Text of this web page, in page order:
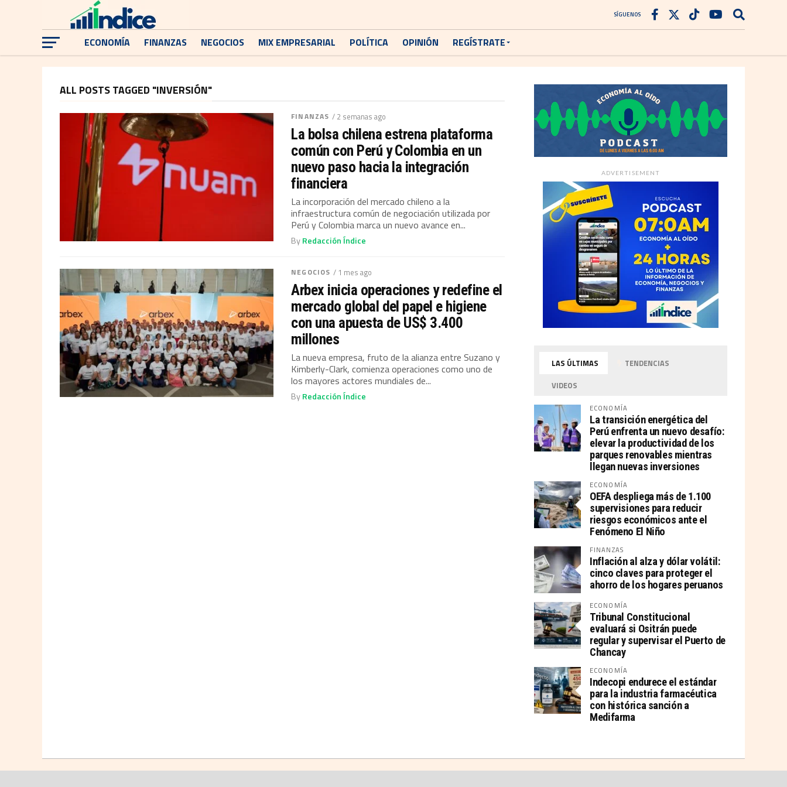
SÍGUENOS
ECONOMÍA FINANZAS NEGOCIOS MIX EMPRESARIAL POLÍTICA OPINIÓN REGÍSTRATE
ALL POSTS TAGGED "INVERSIÓN"
FINANZAS / 2 semanas ago
La bolsa chilena estrena plataforma
común con Perú y Colombia en un
nuevo paso hacia la integración
financiera
La incorporación del mercado chileno a la
infraestructura común de negociación utilizada por
Perú y Colombia marca un nuevo avance en...
ByRedacción Índice
NEGOCIOS / 1 mes ago
Arbex inicia operaciones y redefine el
mercado global del papel e higiene
con una apuesta de US$ 3.400
millones
La nueva empresa, fruto de la alianza entre Suzano y
Kimberly-Clark, comienza operaciones como uno de
los mayores actores mundiales de...
ByRedacción Índice
ADVERTISEMENT
LAS ÚLTIMAS
TENDENCIAS
VIDEOS
ECONOMÍA
La transición energética del
Perú enfrenta un nuevo desafío:
elevar la productividad de los
parques renovables mientras
llegan nuevas inversiones
ECONOMÍA
OEFA despliega más de 1.100
supervisiones para reducir
riesgos económicos ante el
Fenómeno El Niño
FINANZAS
Inflación al alza y dólar volátil:
cinco claves para proteger el
ahorro de los hogares peruanos
ECONOMÍA
Tribunal Constitucional
evaluará si Ositrán puede
regular y supervisar el Puerto de
Chancay
ECONOMÍA
Indecopi endurece el estándar
para la industria farmacéutica
con histórica sanción a
Medifarma